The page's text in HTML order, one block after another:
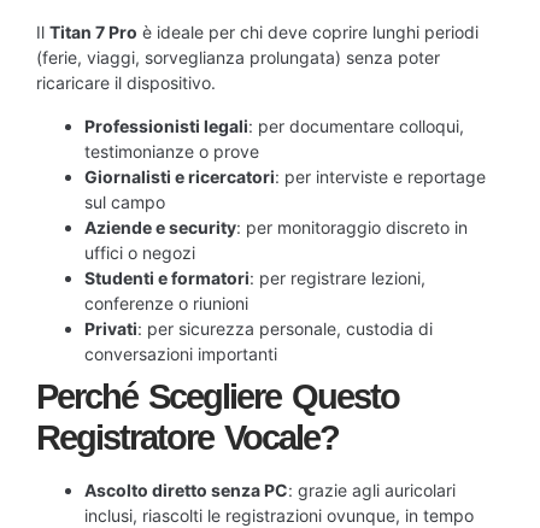
Il Titan 7 Pro è ideale per chi deve coprire lunghi periodi
(ferie, viaggi, sorveglianza prolungata) senza poter
ricaricare il dispositivo.
Professionisti legali: per documentare colloqui,
testimonianze o prove
Giornalisti e ricercatori: per interviste e reportage
sul campo
Aziende e security: per monitoraggio discreto in
uffici o negozi
Studenti e formatori: per registrare lezioni,
conferenze o riunioni
Privati: per sicurezza personale, custodia di
conversazioni importanti
Perché Scegliere Questo
Registratore Vocale?
Ascolto diretto senza PC: grazie agli auricolari
inclusi, riascolti le registrazioni ovunque, in tempo